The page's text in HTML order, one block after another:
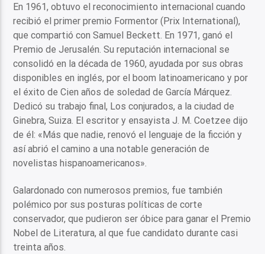
En 1961, obtuvo el reconocimiento internacional cuando
recibió el primer premio Formentor (Prix International),
que compartió con Samuel Beckett. En 1971, ganó el
Premio de Jerusalén. Su reputación internacional se
consolidó en la década de 1960, ayudada por sus obras
disponibles en inglés, por el boom latinoamericano y por
el éxito de Cien años de soledad de García Márquez.
Dedicó su trabajo final, Los conjurados, a la ciudad de
Ginebra, Suiza. El escritor y ensayista J. M. Coetzee dijo
de él: «Más que nadie, renovó el lenguaje de la ficción y
así abrió el camino a una notable generación de
novelistas hispanoamericanos».
Galardonado con numerosos premios, fue también
polémico por sus posturas políticas de corte
conservador, que pudieron ser óbice para ganar el Premio
Nobel de Literatura, al que fue candidato durante casi
treinta años.